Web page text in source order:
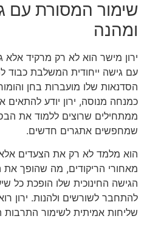
שימור המסורת עם
ומהנה
ירון מישר הוא לא רק מרקיד אלא
עם גישה ייחודית המשלבת כבוד
הסדנאות שלו מועברות בחן
כמנחה מנוסה, ירון יודע להתאים
ממתחילים שרוצים ללמוד את
שמחפשים אתגרים חדשים.
הוא מלמד לא רק את הצעדים אלא
מאחורי הריקודים, מה שהופך את
הגישה החינוכית שלו הופכת כל
להתחבר לשורשים ולהנות. ירון
שליחות אמיתית לשימור התרבות